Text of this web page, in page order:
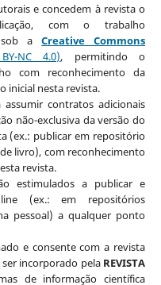
e concedem à revista o
com o trabalho
sob aCreative Commons
NC 4.0), permitindo o
com reconhecimento da
inicial nesta revista.
contratos adicionais
não-exclusiva da versão do
(ex.: publicar em repositório
livro), com reconhecimento
revista.
estimulados a publicar e
(ex.: em repositórios
pessoal) a qualquer ponto
e consente com a revista
incorporado pela REVISTA
de informação científica